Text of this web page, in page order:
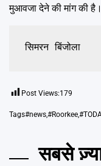
मुआवजा देने की मांग की
सिमरन बिंजोला
Post Views:179
Tags#news#Roorkee
सबसे